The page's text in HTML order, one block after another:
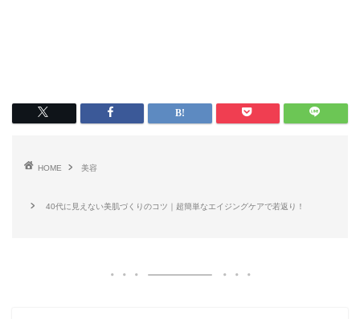
HOME 美容
40代に見えない美肌づくりのコツ｜超簡単なエイジングケアで若返り！